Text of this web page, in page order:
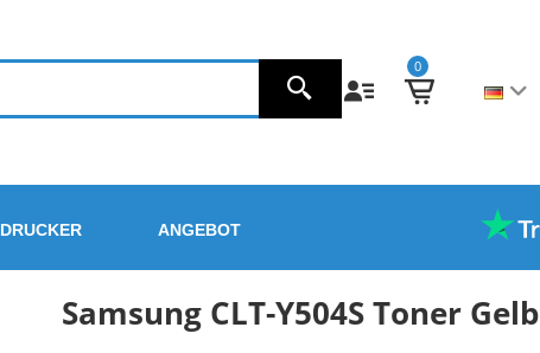
0
DRUCKER ANGEBOT
Samsung CLT-Y504S Toner Gelb